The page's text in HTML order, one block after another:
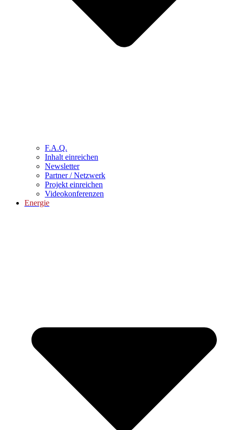
F.A.Q.
Inhalt einreichen
Newsletter
Partner / Netzwerk
Projekt einreichen
Videokonferenzen
Energie